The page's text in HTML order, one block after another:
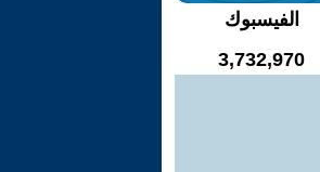
الفيسبوك
3,732,970